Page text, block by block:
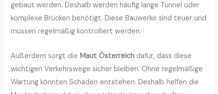
gebaut werden. Deshalb werden häufig lange Tunnel oder
komplexe Brücken benötigt. Diese Bauwerke sind teuer und
müssen regelmäßig kontrolliert werden.
Außerdem sorgt die Maut Österreich dafür, dass diese
wichtigen Verkehrswege sicher bleiben. Ohne regelmäßige
Wartung könnten Schäden entstehen. Deshalb helfen die